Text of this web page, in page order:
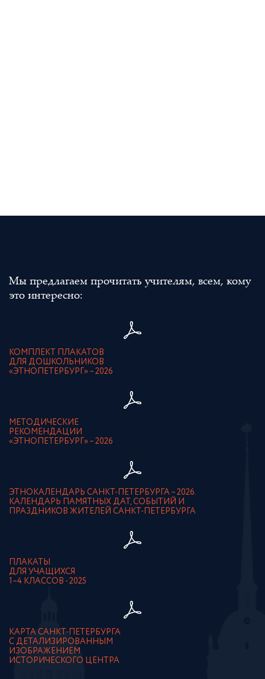
Мы предлагаем прочитать учителям, всем, кому
это интересно:
КОМПЛЕКТ ПЛАКАТОВ
ДЛЯ ДОШКОЛЬНИКОВ
«ЭТНОПЕТЕРБУРГ» – 2026
МЕТОДИЧЕСКИЕ
РЕКОМЕНДАЦИИ
«ЭТНОПЕТЕРБУРГ» – 2026
ЭТНОКАЛЕНДАРЬ САНКТ-ПЕТЕРБУРГА – 2026.
КАЛЕНДАРЬ ПАМЯТНЫХ ДАТ, СОБЫТИЙ И
ПРАЗДНИКОВ ЖИТЕЛЕЙ САНКТ-ПЕТЕРБУРГА
ПЛАКАТЫ
ДЛЯ УЧАЩИХСЯ
1–4 КЛАССОВ - 2025
КАРТА САНКТ-ПЕТЕРБУРГА
С ДЕТАЛИЗИРОВАННЫМ
ИЗОБРАЖЕНИЕМ
ИСТОРИЧЕСКОГО ЦЕНТРА